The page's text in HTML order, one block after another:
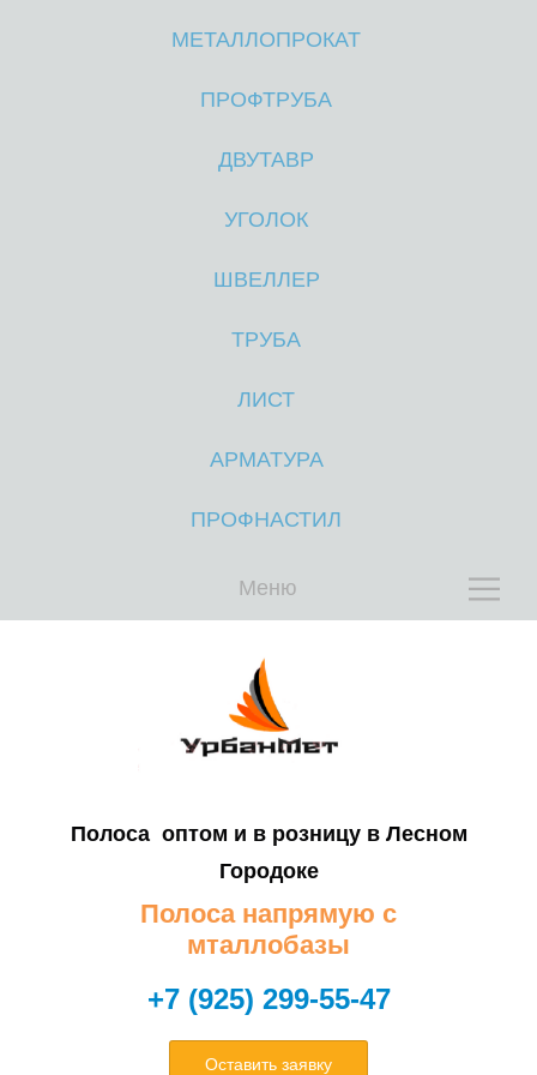
МЕТАЛЛОПРОКАТ
ПРОФТРУБА
ДВУТАВР
УГОЛОК
ШВЕЛЛЕР
ТРУБА
ЛИСТ
АРМАТУРА
ПРОФНАСТИЛ
Меню
М
Е
Т
Полоса оптом и в розницу в Лесном
Городоке
Полоса напрямую с
мталлобазы
+7 (925) 299-55-47
Оставить заявку
М
Е
Т